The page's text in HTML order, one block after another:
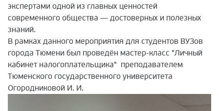
экспертами одной из главных ценностей
современного общества — достоверных и полезных
знаний.
В рамках данного мероприятия для студентов ВУЗов
города Тюмени был проведён мастер-класс "Личный
кабинет налогоплательщика" преподавателем
Тюменского государственного университета
Огородниковой И. И.